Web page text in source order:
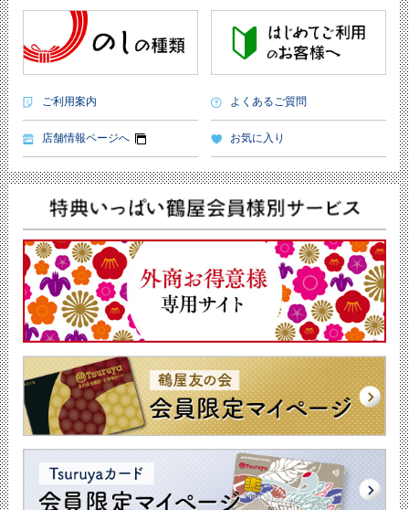
ご利用案内 よくあるご質問
店舗情報ページへ お気に入り